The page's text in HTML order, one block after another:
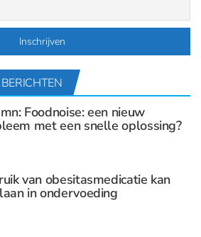
Foodnoise: een nieuw
met een snelle oplossing?
van obesitasmedicatie kan
in ondervoeding